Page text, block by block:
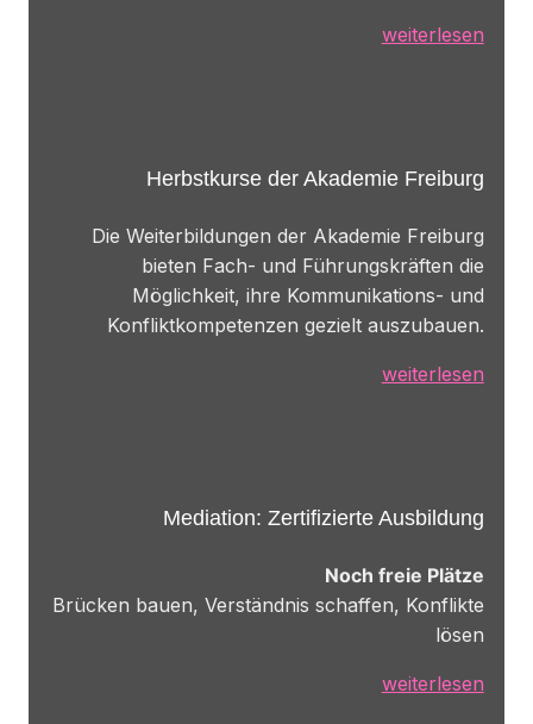
weiterlesen
Herbstkurse der Akademie Freiburg
Die Weiterbildungen der Akademie Freiburg
bieten Fach- und Führungskräften die
Möglichkeit, ihre Kommunikations- und
Konfliktkompetenzen gezielt auszubauen.
weiterlesen
Mediation: Zertifizierte Ausbildung
Noch freie Plätze
Brücken bauen, Verständnis schaffen, Konflikte
lösen
weiterlesen